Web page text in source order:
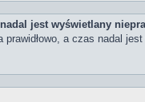
jest wyświetlany
a czas nadal